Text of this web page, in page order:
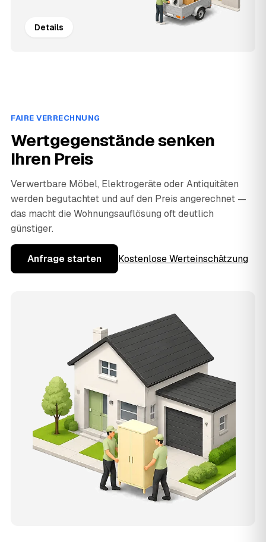
Details
FAIRE VERRECHNUNG
Wertgegenstände senken
Ihren Preis
Verwertbare Möbel, Elektrogeräte oder Antiquitäten
werden begutachtet und auf den Preis angerechnet —
das macht die Wohnungsauflösung oft deutlich
günstiger.
Anfrage starten Kostenlose Werteinschätzung